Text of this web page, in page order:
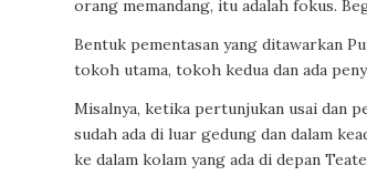
orang memandang, itu adalah fokus.
Bentuk pementasan yang ditawarkan
tokoh utama, tokoh kedua dan ada
Misalnya, ketika pertunjukan usai dan
sudah ada di luar gedung dan dalam
ke dalam kolam yang ada di depan